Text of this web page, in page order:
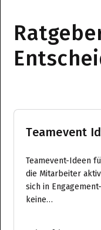
Teamevent
Teamevent-Ideen
die Mitarbeiter
sich in
keine…